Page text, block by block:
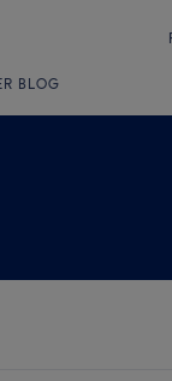
BLOG